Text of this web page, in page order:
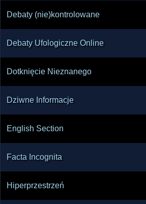
Debaty (nie)kontrolowane
Debaty Ufologiczne Online
Dotknięcie Nieznanego
Dziwne Informacje
English Section
Facta Incognita
Hiperprzestrzeń